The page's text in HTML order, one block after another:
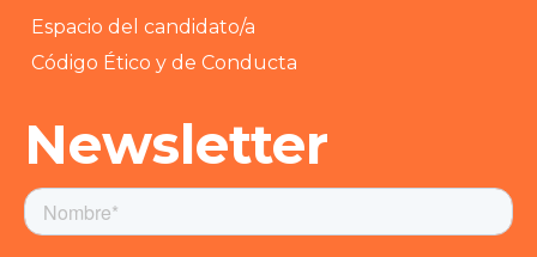
Espacio del candidato/a
Código Ético y de Conducta
Newsletter